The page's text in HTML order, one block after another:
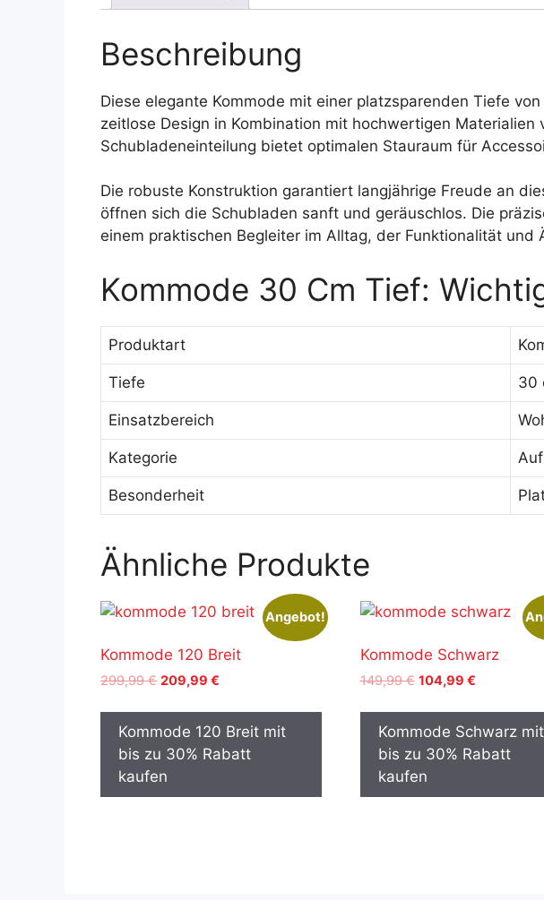
Beschreibung
Diese elegante Kommode mit einer platzsparenden Tiefe
zeitlose Design in Kombination mit hochwertigen
Schubladeneinteilung bietet optimalen Stauraum für
Die robuste Konstruktion garantiert langjährige Freude an
öffnen sich die Schubladen sanft und geräuschlos. Die
einem praktischen Begleiter im Alltag, der Funktionalität und
Kommode 30 Cm Tief:
Produktart
Tiefe 30
Einsatzbereich
Kategorie
Besonderheit
Ähnliche Produkte
Angebot!
Kommode 120 Breit
299,99€ Ursprünglicher
war:
299,99 €
209,99 €
ist:
209,99 €.
Kommode 120 Breit mit
bis zu 30% Rabatt
kaufen
Kommode Schwarz
149,99€ Ursprünglicher
war:
149,99 €
104,99 €Aktueller
ist:
104,99 €.
Kommode Schwarz mit
bis zu 30% Rabatt
kaufen